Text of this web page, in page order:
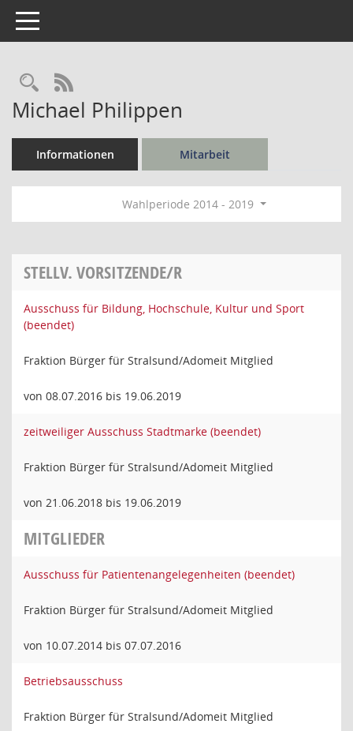
Toggle navigation
Rechercheauswahl
RSS-Feed
Michael Philippen
Informationen Mitarbeit
Wahlperiode 2014 - 2019
STELLV. VORSITZENDE/R
Ausschuss für Bildung, Hochschule, Kultur und Sport
(beendet)
Fraktion Bürger für Stralsund/Adomeit Mitglied
von 08.07.2016 bis 19.06.2019
zeitweiliger Ausschuss Stadtmarke (beendet)
Fraktion Bürger für Stralsund/Adomeit Mitglied
von 21.06.2018 bis 19.06.2019
MITGLIEDER
Ausschuss für Patientenangelegenheiten (beendet)
Fraktion Bürger für Stralsund/Adomeit Mitglied
von 10.07.2014 bis 07.07.2016
Betriebsausschuss
Fraktion Bürger für Stralsund/Adomeit Mitglied